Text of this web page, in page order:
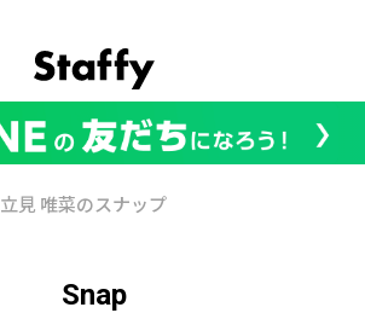
立見 唯菜のスナップ
Snap